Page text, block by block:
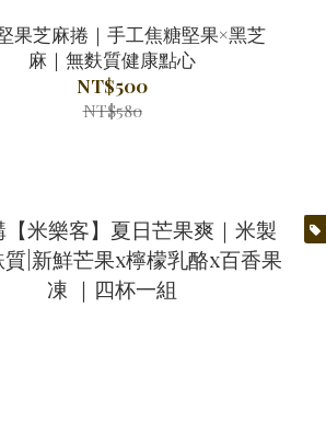
果芝麻捲｜手工焦糖堅果×黑芝
麻｜無麩質健康點心
NT$500
NT$580